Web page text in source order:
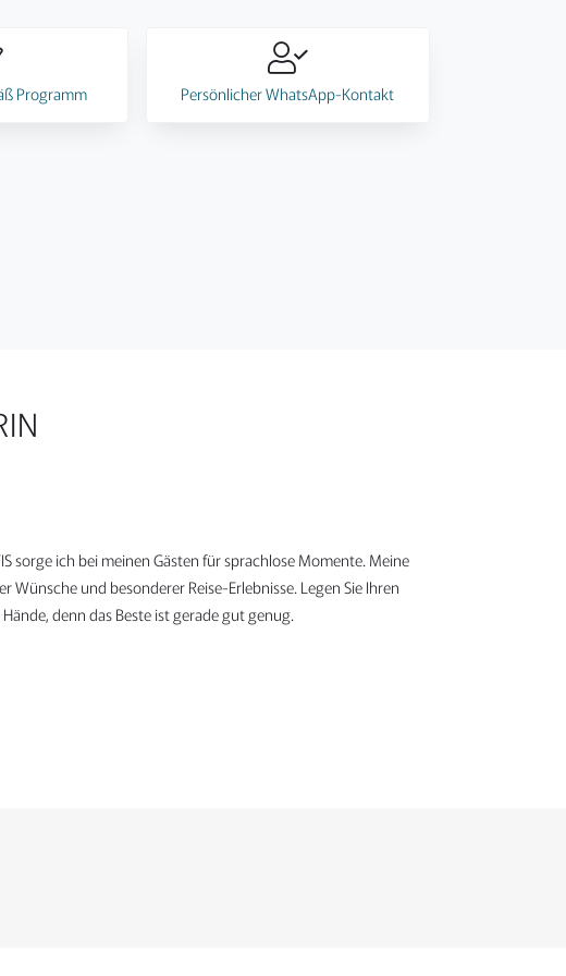
Programm Persönlicher WhatsApp-Kontakt
sorge ich bei meinen Gästen für sprachlose Momente. Meine
Wünsche und besonderer Reise-Erlebnisse. Legen Sie Ihren
denn das Beste ist gerade gut genug.